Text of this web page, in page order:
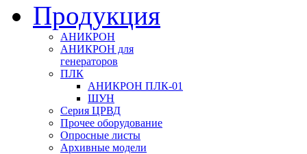
Продукция
АНИКРОН
АНИКРОН для
генераторов
ПЛК
АНИКРОН ПЛК-01
ШУН
Серия ЦРВД
Прочее оборудование
Опросные листы
Архивные модели